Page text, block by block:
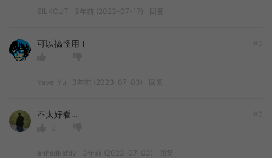
SILKCUT 3年前 (2023-07-17) 回复
可以搞怪用 (
Yave_Yu 3年前 (2023-07-03) 回复
不太好看…
anhsdksfdv 3年前 (2023-07-03) 回复